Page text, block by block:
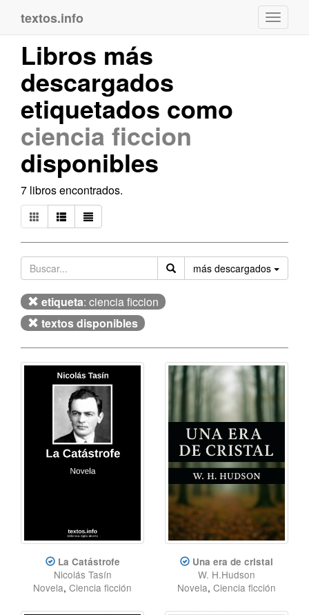
textos.info
Libros más
descargados
etiquetados como
ciencia ficcion
disponibles
7 libros encontrados.
más descargados
etiqueta: ciencia ficcion
textos disponibles
La Catástrofe
Nicolás Tasín
Novela, Ciencia ficción
Una era de cristal
W. H.Hudson
Novela, Ciencia ficción